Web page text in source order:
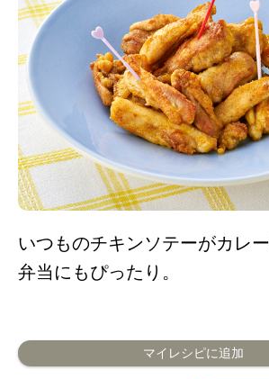
いつものチキンソテーがカレ
弁当にもぴったり。
マイレシピに追加